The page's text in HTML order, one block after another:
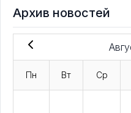
Архив новостей
Пн Вт Ср